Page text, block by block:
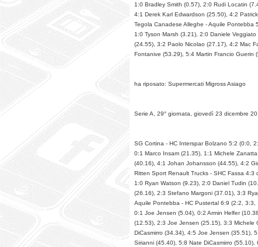
1:0 Bradley Smith (0.57), 2:0 Rudi Locatin
4:1 Derek Karl Edwardson (25.50), 4:2
Tegola Canadese Alleghe - Aquile Pontebba
1:0 Tyson Marsh (3.21), 2:0 Daniele
(24.55), 3:2 Paolo Nicolao (27.17), 4:2 Mac
Fontanive (53.29), 5:4 Martin Francio Guerin
ha riposato: Supermercati Migross Asiago
Serie A, 29° giornata, giovedì 23 dicembre
SG Cortina - HC Interspar Bolzano 5:2 (0:0,
0:1 Marco Insam (21.35), 1:1 Michele
(40.16), 4:1 Johan Johansson (44.55), 4:2
Ritten Sport Renault Trucks - SHC Fassa 4:3
1:0 Ryan Watson (9.23), 2:0 Daniel Tudin
(26.16), 2:3 Stefano Margoni (37.01), 3:3
Aquile Pontebba - HC Pustertal 6:9 (2:2, 3:3,
0:1 Joe Jensen (5.04), 0:2 Armin Helfer
(12.53), 2:3 Joe Jensen (25.15), 3:3
DiCasmirro (34.34), 4:5 Joe Jensen (35.51),
Sirianni (45.40), 5:8 Nate DiCasmirro